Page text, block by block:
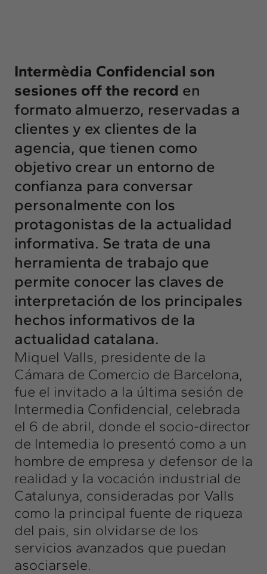
Intermèdia Confidencial son
sesiones off the record en
formato almuerzo, reservadas a
clientes y ex clientes de la
agencia, que tienen como
objetivo crear un entorno de
confianza para conversar
personalmente con los
protagonistas de la actualidad
informativa. Se trata de una
herramienta de trabajo que
permite conocer las claves de
interpretación de los principales
hechos informativos de la
actualidad catalana.
Miquel Valls, presidente de la
Cámara de Comercio de Barcelona,
fue el invitado a la última sesión de
Intermedia Confidencial, celebrada
el 6 de abril, donde el socio-director
de Intemedia lo presentó como a un
hombre de empresa y defensor de la
realidad y la vocación industrial de
Catalunya, consideradas por Valls
como la principal fuente de riqueza
del pais, sin olvidarse de los
servicios avanzados que puedan
asociarsele.